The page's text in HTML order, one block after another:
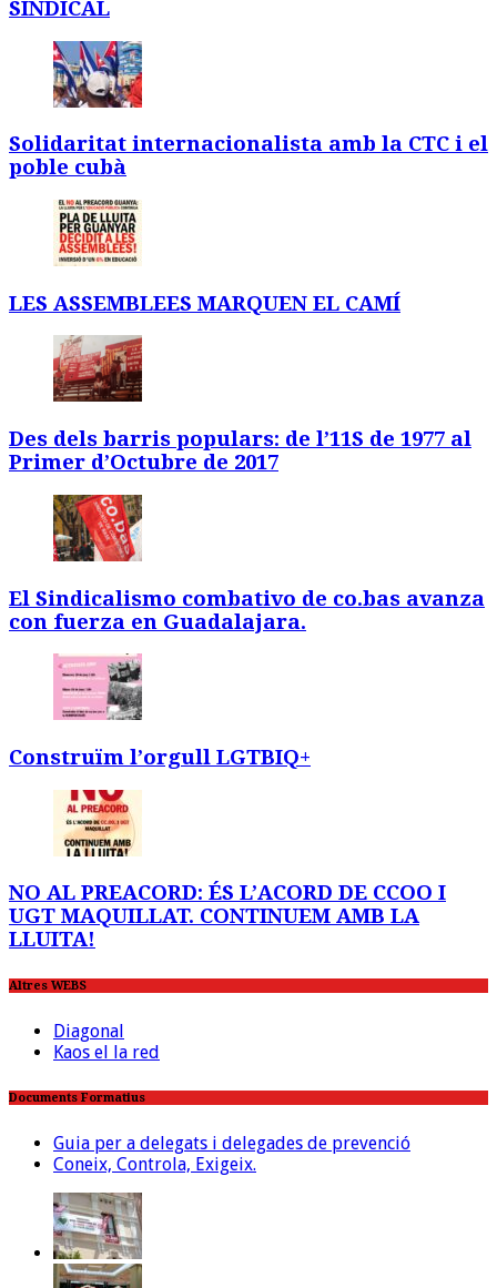
SINDICAL
Solidaritat internacionalista amb la CTC i el
poble cubà
LES ASSEMBLEES MARQUEN EL CAMÍ
Des dels barris populars: de l’11S de 1977 al
Primer d’Octubre de 2017
El Sindicalismo combativo de co.bas avanza
con fuerza en Guadalajara.
Construïm l’orgull LGTBIQ+
NO AL PREACORD: ÉS L’ACORD DE CCOO I
UGT MAQUILLAT. CONTINUEM AMB LA
LLUITA!
Altres WEBS
Diagonal
Kaos el la red
Documents Formatius
Guia per a delegats i delegades de prevenció
Coneix, Controla, Exigeix.